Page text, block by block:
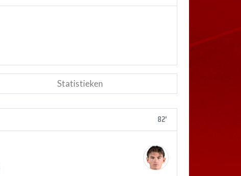
Statistieken
82'